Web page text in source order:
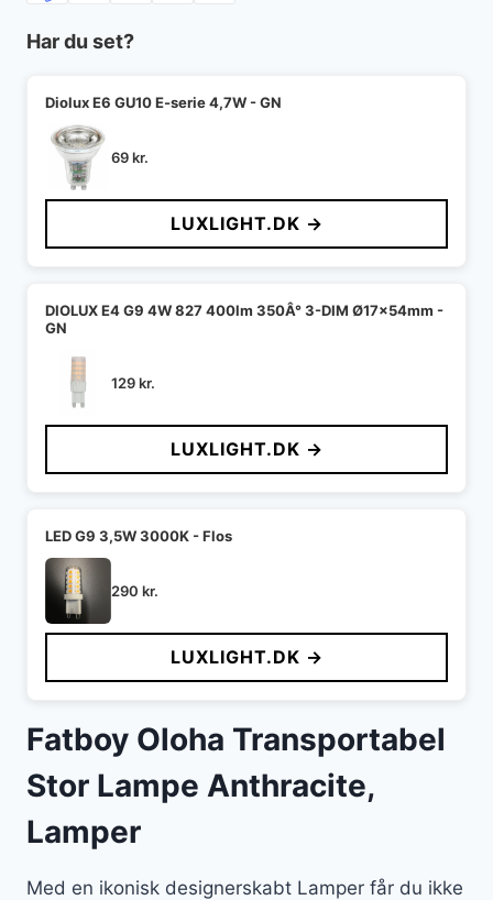
Har du set?
Diolux E6 GU10 E-serie 4,7W - GN
69kr.
LUXLIGHT.DK →
DIOLUX E4 G9 4W 827 400lm 350Â° 3-DIM Ø17x54mm -
GN
129kr.
LUXLIGHT.DK →
LED G9 3,5W 3000K - Flos
290 kr.
LUXLIGHT.DK →
Fatboy Oloha Transportabel
Stor Lampe Anthracite,
Lamper
Med en ikonisk designerskabt Lamper får du ikke